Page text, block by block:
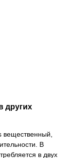
других
В
в двух